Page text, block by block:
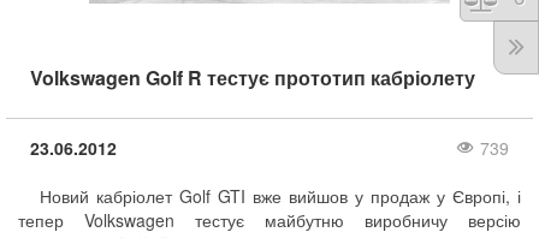
Volkswagen Golf R тестує прототип кабріолету
23.06.2012
739
Новий кабріолет Golf GTI вже вийшов у продаж у Європі, і
тепер Volkswagen тестує майбутню виробничу версію